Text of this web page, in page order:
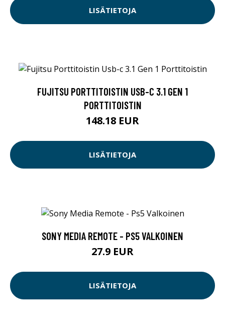
LISÄTIETOJA
FUJITSU PORTTITOISTIN USB-C 3.1 GEN 1
PORTTITOISTIN
148.18 EUR
LISÄTIETOJA
SONY MEDIA REMOTE - PS5 VALKOINEN
27.9 EUR
LISÄTIETOJA